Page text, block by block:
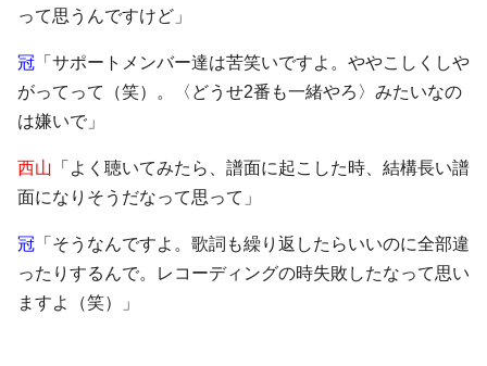
って思うんですけど」
冠 「サポートメンバー達は苦笑いですよ。ややこしくしや
がってって（笑）。〈どうせ2番も一緒やろ〉みたいなの
は嫌いで」
西山 「よく聴いてみたら、譜面に起こした時、結構長い譜
面になりそうだなって思って」
冠 「そうなんですよ。歌詞も繰り返したらいいのに全部違
ったりするんで。レコーディングの時失敗したなって思い
ますよ（笑）」